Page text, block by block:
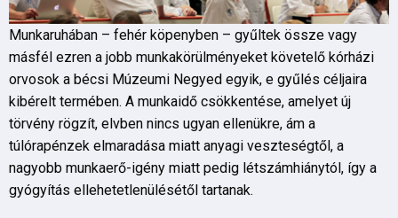
Munkaruhában – fehér köpenyben – gyűltek össze vagy
másfél ezren a jobb munkakörülményeket követelő kórházi
orvosok a bécsi Múzeumi Negyed egyik, e gyűlés céljaira
kibérelt termében. A munkaidő csökkentése, amelyet új
törvény rögzít, elvben nincs ugyan ellenükre, ám a
túlórapénzek elmaradása miatt anyagi veszteségtől, a
nagyobb munkaerő-igény miatt pedig létszámhiánytól, így a
gyógyítás ellehetetlenülésétől tartanak.